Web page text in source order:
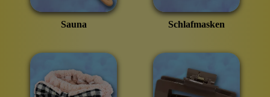
Sauna Schlafmasken